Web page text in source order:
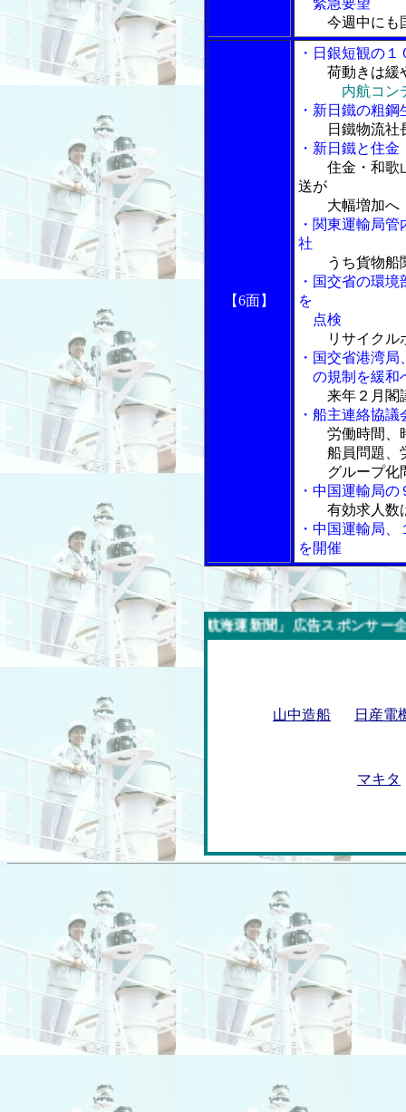
緊急要望
今週中にも
【6面】
・日銀短観の
荷動きは緩
内航コン
・新日鐵の粗
日鐵物流
・新日鐵と住
住金・和歌
送が
大幅増加へ
・関東運輸局
社
うち貨物船
・国交省の環
を
点検
リサイクル
・国交省港湾
の規制を緩和
来年２月閣
・船主連絡協
労働時間、
船員問題、労
グループ化問
・中国運輸局
有効求人数
・中国運輸局
を開催
今週の「内航海運新聞」広告スポンサー企業
山中造船 日産電
マキタ